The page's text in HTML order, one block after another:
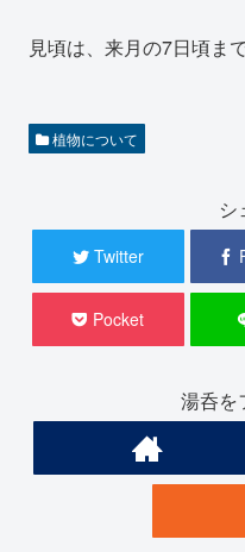
見頃は、来月の7日頃ま
植物について
シ
Twitter
Pocket
湯呑を